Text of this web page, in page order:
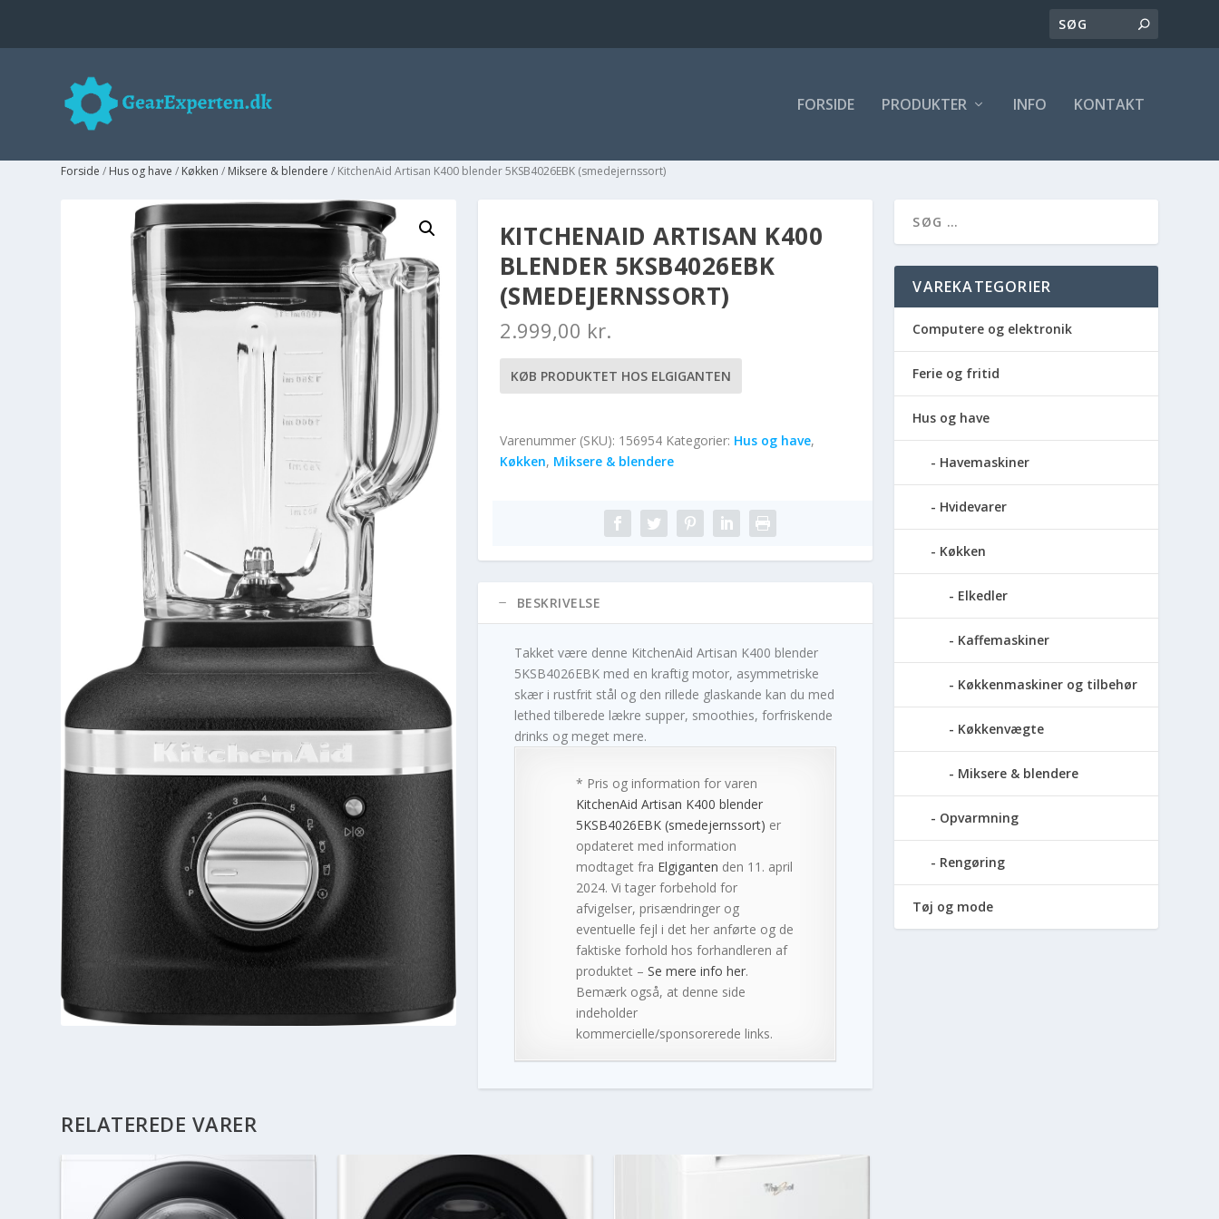
FORSIDE PRODUKTER INFO KONTAKT
Forside / Hus og have / Køkken / Miksere & blendere / KitchenAid Artisan K400 blender 5KSB4026EBK (smedejernssort)
KITCHENAID ARTISAN K400
BLENDER 5KSB4026EBK
(SMEDEJERNSSORT)
2.999,00 kr.
KØB PRODUKTET HOS ELGIGANTEN
Varenummer (SKU): 156954 Kategorier: Hus og have,
Køkken, Miksere & blendere
BESKRIVELSE
Takket være denne KitchenAid Artisan K400 blender
5KSB4026EBK med en kraftig motor, asymmetriske
skær i rustfrit stål og den rillede glaskande kan du med
lethed tilberede lækre supper, smoothies, forfriskende
drinks og meget mere.
* Pris og information for varen
KitchenAid Artisan K400 blender
5KSB4026EBK (smedejernssort) er
opdateret med information
modtaget fra Elgiganten den 11. april
2024. Vi tager forbehold for
afvigelser, prisændringer og
eventuelle fejl i det her anførte og de
faktiske forhold hos forhandleren af
produktet – Se mere info her.
Bemærk også, at denne side
indeholder
kommercielle/sponsorerede links.
RELATEREDE VARER
VAREKATEGORIER
Computere og elektronik
Ferie og fritid
Hus og have
Havemaskiner
Hvidevarer
Køkken
Elkedler
Kaffemaskiner
Køkkenmaskiner og tilbehør
Køkkenvægte
Miksere & blendere
Opvarmning
Rengøring
Tøj og mode